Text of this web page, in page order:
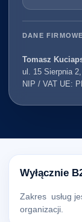
DANE FIRMOWE
Tomasz
ul. 15 Sierpnia
NIP / VAT UE:
Wyłącznie
Zakres usług
organizacji.